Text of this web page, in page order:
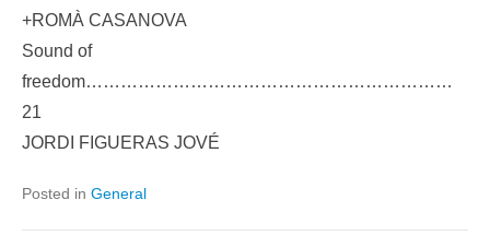
+ROMÀ CASANOVA
Sound of
freedom………………………………………………………
21
JORDI FIGUERAS JOVÉ
Posted in General